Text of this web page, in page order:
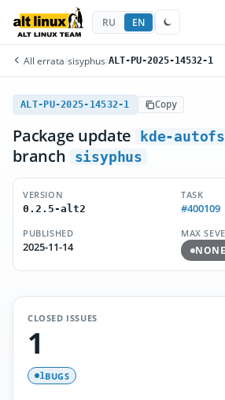
RU EN
All errata/sisyphus/ALT-PU-2025-14532-1
ALT-PU-2025-14532-1 Copy
Package update kde-
branch
sisyphus
VERSION
0.2.5-alt2
TASK
#400109
PUBLISHED
2025-11-14
MAX
NONE
CLOSED ISSUES
1
1BUGS